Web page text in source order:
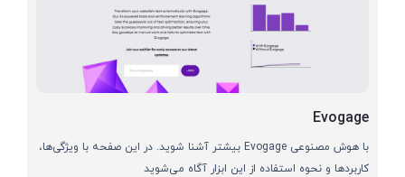
Evogage
با هوش مصنوعی Evogage بیشتر آشنا شوید. در این صفحه با ویژگی‌ها،
کاربردها و نحوه استفاده از این ابزار آگاه می‌شوید